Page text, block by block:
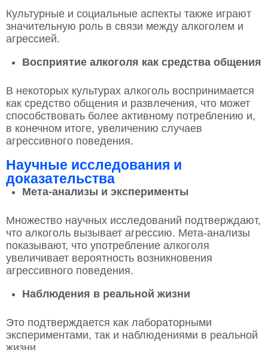
Культурные и социальные аспекты также играют
значительную роль в связи между алкоголем и
агрессией.
Восприятие алкоголя как средства общения
В некоторых культурах алкоголь воспринимается
как средство общения и развлечения, что может
способствовать более активному потреблению и,
в конечном итоге, увеличению случаев
агрессивного поведения.
Научные исследования и
доказательства
Мета-анализы и эксперименты
Множество научных исследований подтверждают,
что алкоголь вызывает агрессию. Мета-анализы
показывают, что употребление алкоголя
увеличивает вероятность возникновения
агрессивного поведения.
Наблюдения в реальной жизни
Это подтверждается как лабораторными
экспериментами, так и наблюдениями в реальной